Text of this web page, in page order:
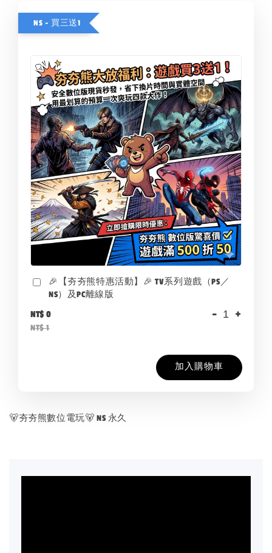
NS - 買三送1
🎉【夯夯熊特惠活動】🎉 TV系列遊戲（PS／
NS）及PC離線版
NT$ 0
NT$ 1
- +
加入購物車
🐻夯夯熊數位電玩🐻 NS 永久